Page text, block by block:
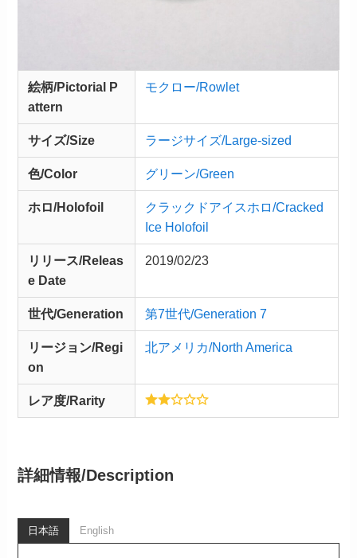
絵柄/Pictorial P
attern
モクロー/Rowlet
サイズ/Size ラージサイズ/Large-sized
色/Color グリーン/Green
ホロ/Holofoil
クラックドアイスホロ/Cracked
Ice Holofoil
リリース/Releas
e Date
2019/02/23
世代/Generation 第7世代/Generation 7
リージョン/Regi
on
北アメリカ/North America
レア度/Rarity
詳細情報/Description
日本語 English